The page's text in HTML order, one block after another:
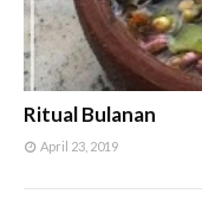
Ritual Bulanan
April 23, 2019